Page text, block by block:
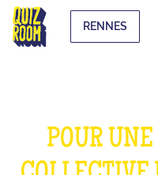
RENNES
POUR